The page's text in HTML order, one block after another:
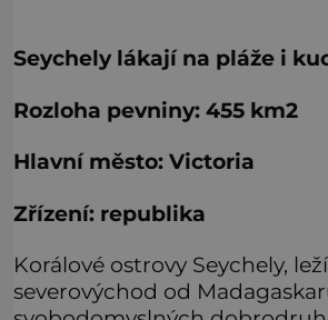
Seychely lákají na pláže i
Rozloha pevniny: 455 km2
Hlavní město: Victoria
Zřízení: republika
Korálové ostrovy Seychely,
severovýchod od